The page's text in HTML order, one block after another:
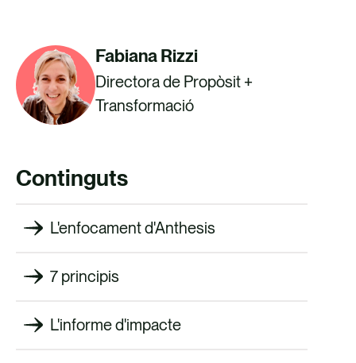
Fabiana Rizzi
Directora de Propòsit +
Transformació
Continguts
L'enfocament d'Anthesis
7 principis
L'informe d'impacte